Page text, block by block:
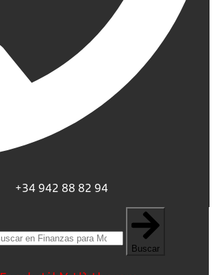
+34 942 88 82 94
Buscar